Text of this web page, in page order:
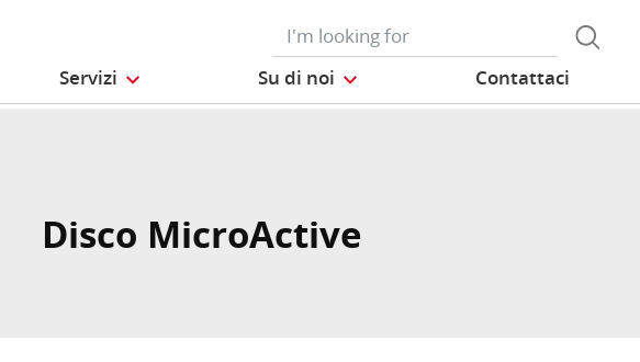
Servizi Su di noi Contattaci
Disco MicroActive